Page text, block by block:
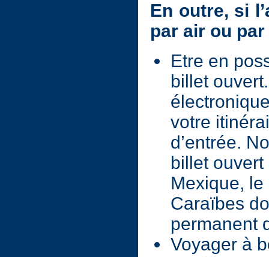
En outre, si
par air ou
Etre en
billet ouvert.
votre
d’entrée.
billet ouvert
Mexique,
Caraïbes
permanent
Voyager à